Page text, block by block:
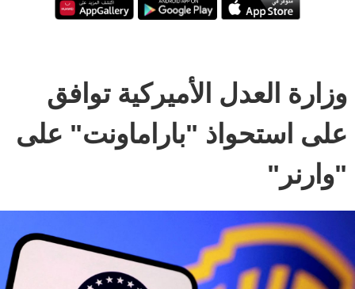
وزارة العدل الأميركية توافق
على استحواذ "باراماونت" على
"وارنر"